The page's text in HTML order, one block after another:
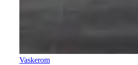
Vaskerom